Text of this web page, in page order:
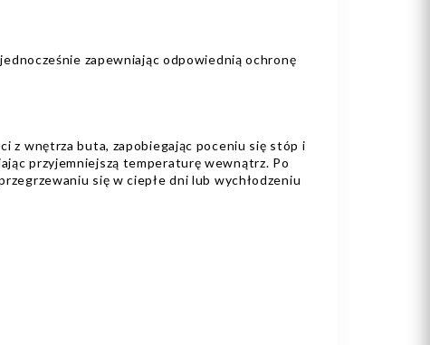
zapewniając odpowiednią ochronę
z wnętrza buta, zapobiegając poceniu się stóp i
przyjemniejszą temperaturę wewnątrz. Po
się w ciepłe dni lub wychłodzeniu